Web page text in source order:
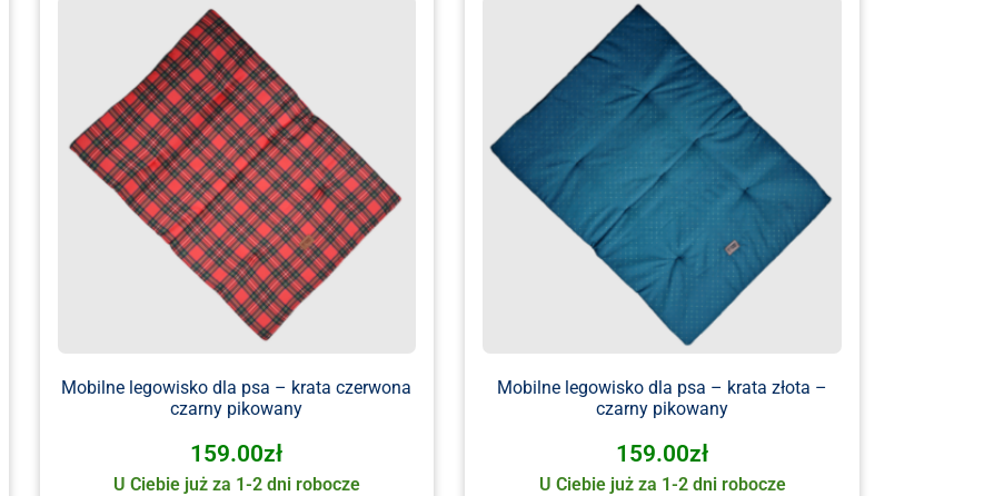
Mobilne legowisko dla psa – krata czerwona
czarny pikowany
159.00zł
U Ciebie już za 1-2 dni robocze
Mobilne legowisko dla psa – krata złota –
czarny pikowany
159.00zł
U Ciebie już za 1-2 dni robocze